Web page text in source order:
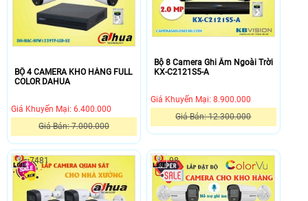
rất
thiết
bạn
có
giám
sát
cửa
giá
DH-
HFW1500CMP-
A-
chính
Dahua
sát
hình
ảnh
BỘ 4 CAMERA KHO HÀNG FULL
COLOR DAHUA
Giá Khuyến Mại: 6.400.000
Giá Bán: 7.000.000
bộ
4
camera
kho
hàng
Bộ 8 Camera Ghi Âm Ngoài Trời
KX-C2121S5-A
Giá Khuyến Mại: 8.900.000
Giá Bán: 12.300.000
Bộ
Camera
Ghi
Âm
7481 98